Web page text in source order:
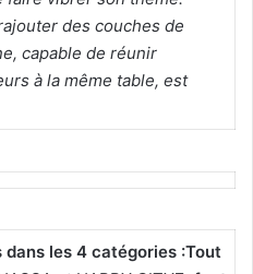
des couches de
capable de réunir
à la même table, est
les 4 catégories :Tout